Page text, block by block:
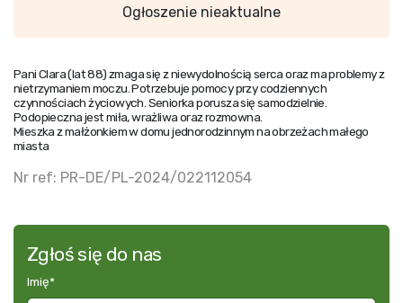
Ogłoszenie nieaktualne
Pani Clara (lat 88) zmaga się z niewydolnością serca oraz ma problemy z
nietrzymaniem moczu. Potrzebuje pomocy przy codziennych
czynnościach życiowych. Seniorka porusza się samodzielnie.
Podopieczna jest miła, wrażliwa oraz rozmowna.
Mieszka z małżonkiem w domu jednorodzinnym na obrzeżach małego
miasta
Nr ref: PR-DE/PL-2024/022112054
Zgłoś się do nas
Imię*